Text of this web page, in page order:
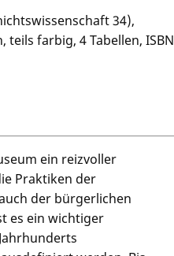
34),
teils farbig, 4 Tabellen, ISBN
ein reizvoller
Praktiken der
der bürgerlichen
es ein wichtiger